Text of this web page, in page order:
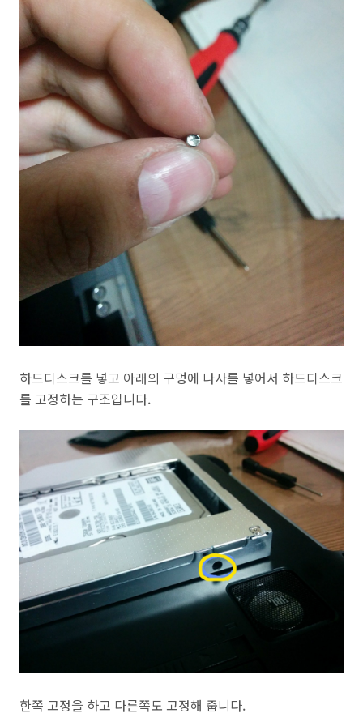
하드디스크를 넣고 아래의 구멍에 나사를 넣어서 하드디스크
를 고정하는 구조입니다.
한쪽 고정을 하고 다른쪽도 고정해 줍니다.